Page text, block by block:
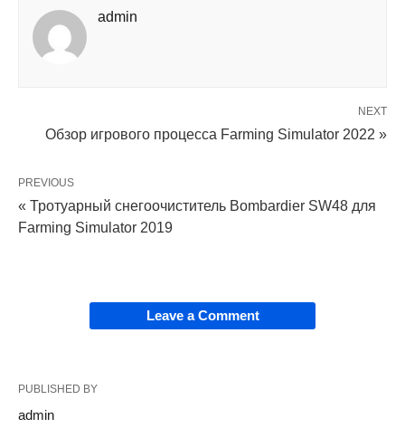
admin
NEXT
Обзор игрового процесса Farming Simulator 2022 »
PREVIOUS
« Тротуарный снегоочиститель Bombardier SW48 для
Farming Simulator 2019
Leave a Comment
PUBLISHED BY
admin